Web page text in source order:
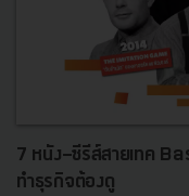
7 หนัง-ซีรีส์สายเทค
ทำธุรกิจต้องดู